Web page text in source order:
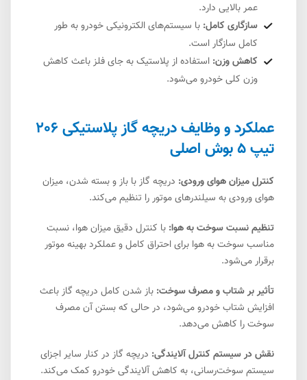
عمر بالایی دارد.
سازگاری کامل: با سیستم‌های الکترونیکی خودرو به طور
کامل سازگار است.
کاهش وزن: استفاده از پلاستیک به جای فلز باعث کاهش
وزن کلی خودرو می‌شود.
عملکرد و وظایف دریچه گاز پلاستیکی 206
تیپ 5 بوش اصلی
کنترل میزان هوای ورودی: دریچه گاز با باز و بسته شدن، میزان
هوای ورودی به سیلندرهای موتور را تنظیم می‌کند.
تنظیم نسبت سوخت به هوا: با کنترل دقیق میزان هوا، نسبت
مناسب سوخت به هوا برای احتراق کامل و عملکرد بهینه موتور
برقرار می‌شود.
تأثیر بر شتاب و مصرف سوخت: باز شدن کامل دریچه گاز باعث
افزایش شتاب خودرو می‌شود، در حالی که بستن آن مصرف
سوخت را کاهش می‌دهد.
نقش در سیستم کنترل آلایندگی: دریچه گاز در کنار سایر اجزای
سیستم سوخت‌رسانی، به کاهش آلایندگی خودرو کمک می‌کند.